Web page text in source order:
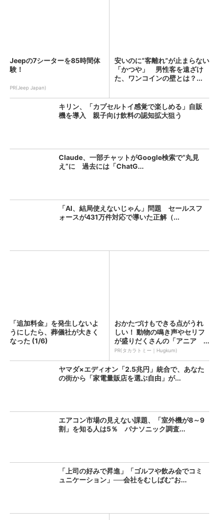
Jeepの7シーターを85時間体
験！
PR(Jeep Japan)
安いのに“客離れ”が止まらない
「かつや」 男性客を遠ざけ
た、ワンコインの壁とは？...
キリン、「カプセルトイ感覚で楽しめる」自販
機を導入 親子向け飲料の認知拡大狙う
Claude、一部チャットがGoogle検索で“丸見
え”に 過去には「ChatG...
「AI、結局使えないじゃん」問題 セールスフ
ォースが431万件対応で導いた正解（...
「追加料金」を発生しないよ
うにしたら、葬儀社が大きく
なった (1/6)
おかたづけもできる点がうれ
しい！ 動物の鳴き声やセリフ
が盛りだくさんの「アニア ...
PR(タカラトミー｜Hugkum)
ヤマダ×エディオン「2.5兆円」統合で、あなた
の街から「家電量販店を選ぶ自由」が...
エアコン市場の見えない課題、「室外機が8～9
割」を知る人は5％ パナソニック調査...
「上司の好みで昇進」「ゴルフや飲み会でコミ
ュニケーション」──会社をむしばむ“お...